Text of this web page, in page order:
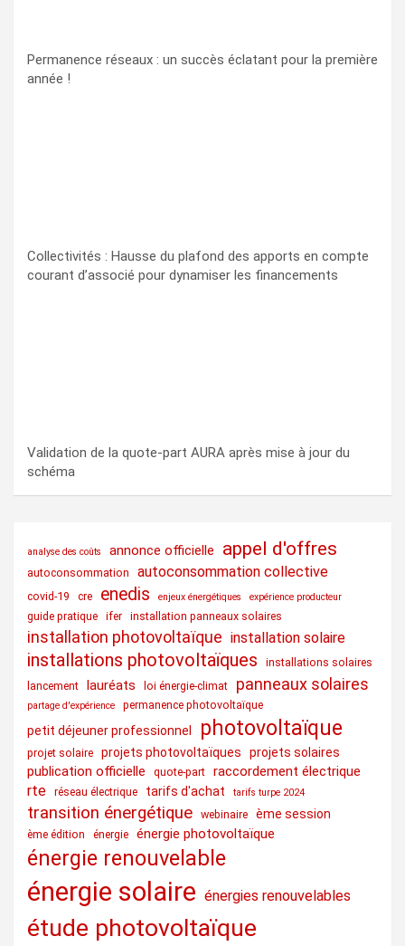
Permanence réseaux : un succès éclatant pour la première
année !
Collectivités : Hausse du plafond des apports en compte
courant d’associé pour dynamiser les financements
Validation de la quote-part AURA après mise à jour du
schéma
analyse des coûts annonce officielle appel d'offres
autoconsommation autoconsommation collective
covid-19 cre enedis enjeux énergétiques expérience producteur
guide pratique ifer installation panneaux solaires
installation photovoltaïque installation solaire
installations photovoltaïques
installations solaires
lancement lauréats loi énergie-climat panneaux solaires
partage d'expérience permanence photovoltaïque
petit déjeuner professionnel photovoltaïque
projet solaire projets photovoltaïques projets solaires
publication officielle quote-part raccordement électrique
rte réseau électrique tarifs d'achat tarifs turpe 2024
transition énergétique webinaire ème session
ème édition énergie énergie photovoltaïque
énergie renouvelable
énergie solaire énergies renouvelables
étude photovoltaïque